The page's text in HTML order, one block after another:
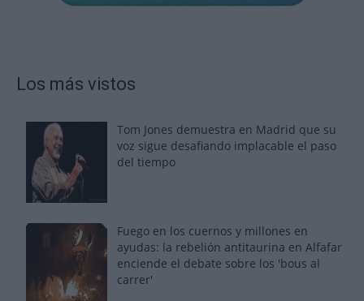
Los más vistos
Tom Jones demuestra en Madrid que su
voz sigue desafiando implacable el paso
del tiempo
Fuego en los cuernos y millones en
ayudas: la rebelión antitaurina en Alfafar
enciende el debate sobre los 'bous al
carrer'